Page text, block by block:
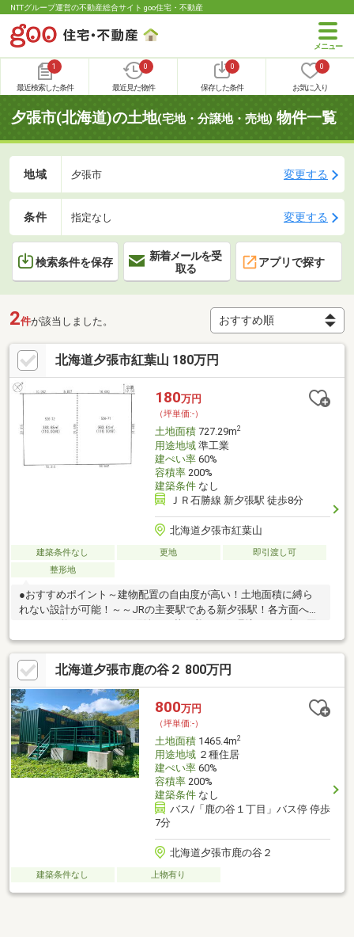
NTTグループ運営の不動産総合サイト goo住宅・不動産
1
最近検索した条件
0
最近見た物件
0
保存した条件
0
お気に入り
夕張市(北海道)の土地(宅地・分譲地・売地) 物件一覧
地域 夕張市 変更する
条件 指定なし 変更する
検索条件を保存
新着メールを受
取る
アプリで探す
2件が該当しました。
北海道夕張市紅葉山 180万円
180万円
（坪単価:-）
土地面積727.29m2
用途地域準工業
建ぺい率60%
容積率200%
建築条件なし
ＪＲ石勝線 新夕張駅 徒歩8分
北海道夕張市紅葉山
建築条件なし 更地
即引渡し可
整形地
●おすすめポイント～建物配置の自由度が高い！土地面積に縛ら
れない設計が可能！～～JRの主要駅である新夕張駅！各方面へア
クセス可能！～穏やかな町並み！落ち着いた住環境！～～山に囲
まれたエリアで空気がきれい！～～秋は色鮮やかな紅葉、冬は一
面の雪景色が広がります！～●生活施設セイコーマートもみじや
ま店（約４００ｍ）徒歩５分中篠医院（約４００ｍ）徒歩５分紅
葉山郵便局（約５００ｍ）徒歩７分沼の沢公園（約２７００ｍ）
徒歩３４分●教育関連施設ゆうばり丘の上こども園（約８６００
ｍ）車１７分ゆうばり小学校（約７７００ｍ）車１６分夕張中学
校（約６９００ｍ）車１５分
北海道夕張市鹿の谷２ 800万円
800万円
（坪単価:-）
土地面積1465.4m2
用途地域２種住居
建ぺい率60%
容積率200%
建築条件なし
バス/「鹿の谷１丁目」バス停 停歩
7分
北海道夕張市鹿の谷２
建築条件なし 上物有り